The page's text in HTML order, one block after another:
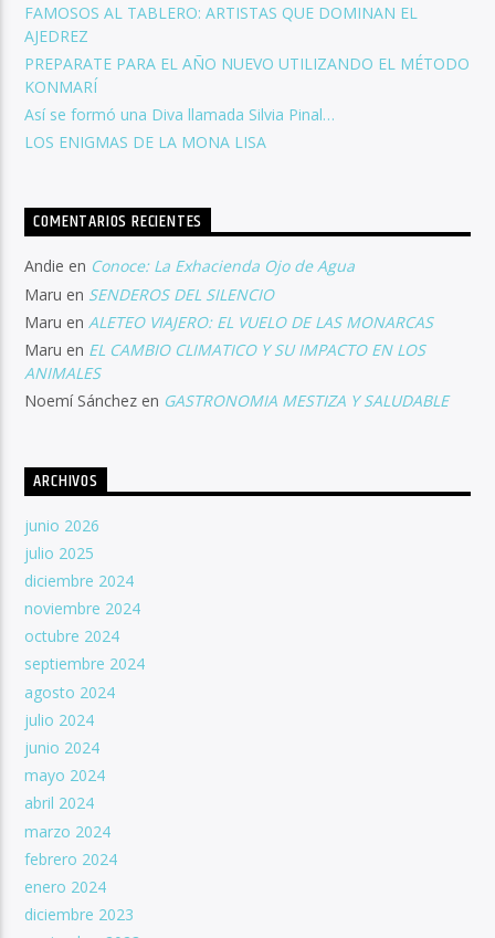
FAMOSOS AL TABLERO: ARTISTAS QUE DOMINAN EL
AJEDREZ
PREPARATE PARA EL AÑO NUEVO UTILIZANDO EL MÉTODO
KONMARÍ
Así se formó una Diva llamada Silvia Pinal…
LOS ENIGMAS DE LA MONA LISA
COMENTARIOS RECIENTES
Andie en Conoce: La Exhacienda Ojo de Agua
Maru en SENDEROS DEL SILENCIO
Maru en ALETEO VIAJERO: EL VUELO DE LAS MONARCAS
Maru en EL CAMBIO CLIMATICO Y SU IMPACTO EN LOS
ANIMALES
Noemí Sánchez en GASTRONOMIA MESTIZA Y SALUDABLE
ARCHIVOS
junio 2026
julio 2025
diciembre 2024
noviembre 2024
octubre 2024
septiembre 2024
agosto 2024
julio 2024
junio 2024
mayo 2024
abril 2024
marzo 2024
febrero 2024
enero 2024
diciembre 2023